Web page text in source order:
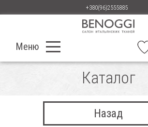
+380(96)2555885
Меню
Каталог
Назад